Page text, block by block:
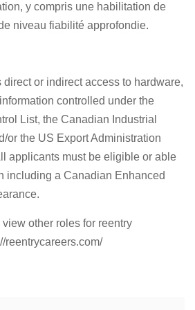
y compris une habilitation de
niveau fiabilité approfondie.
or indirect access to hardware,
controlled under the
List, the Canadian Industrial
or the US Export Administration
applicants must be eligible or able
including a Canadian Enhanced
other roles for reentry
reentrycareers.com/